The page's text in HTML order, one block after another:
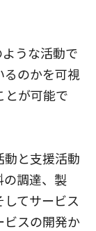
うな活動で
るのかを可視
とが可能で
と支援活動
の調達、製
てサービス
ビスの開発か